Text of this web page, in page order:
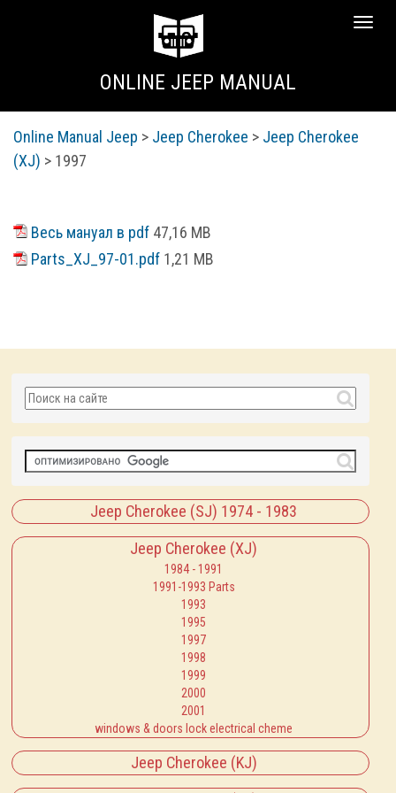
ONLINE JEEP MANUAL
Jeep Cherokee (SJ) 1974 - 1983
Jeep Cherokee (XJ)
1984 - 1991
1991-1993 Parts
1993
1995
1997
1998
1999
2000
2001
windows & doors lock electrical cheme
Jeep Cherokee (KJ)
Online Manual Jeep > Jeep Cherokee > Jeep Cherokee
(XJ) > 1997
Весь мануал в pdf 47,16 MB
Parts_XJ_97-01.pdf 1,21 MB